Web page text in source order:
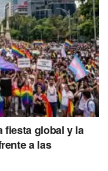
rostro
fiesta global y la
a las